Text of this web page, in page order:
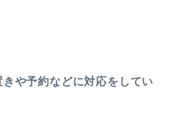
きや予約などに対応をしてい